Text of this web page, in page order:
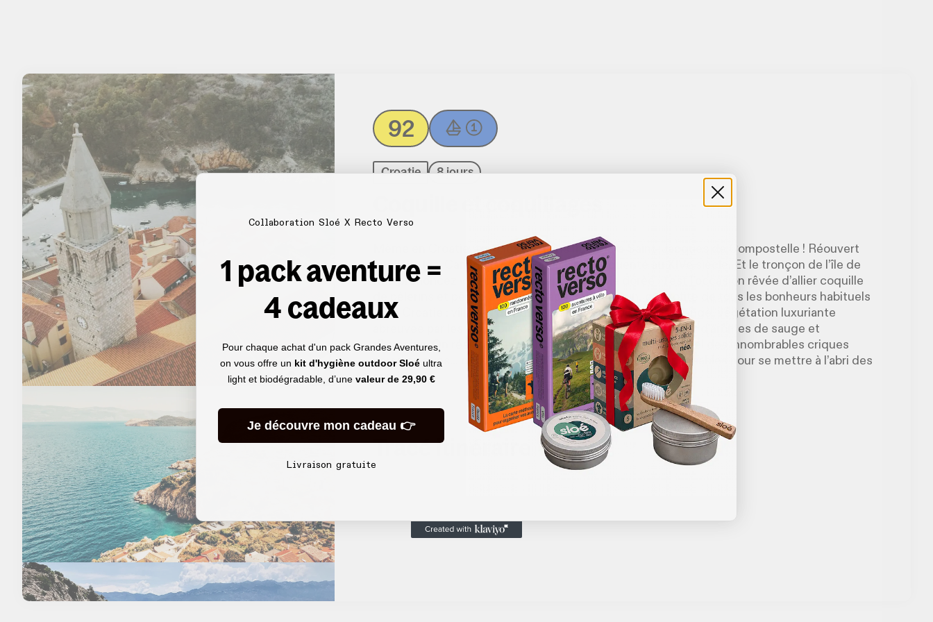
92
Croatie 8 jours
Même en Croatie, tous les chemins mènent à Saint-Jacques de Compostelle ! Réouvert
en 2015, le « Camino croate » était déjà fréquenté au XIVe siècle. Et le tronçon de l’île de
Krk (prononcez « Keulk », aussi appelée « l’île dorée ») est l’occasion rêvée d’allier coquille
de pèlerins et pêche aux coquillages. En chemin, on profite de tous les bonheurs habituels
de la Croatie : villages de pêcheurs, rues pavées, toits orange, végétation luxuriante
abreuvée par les trois ruisseaux de l’île et qui embaume l’air d’arômes de sauge et
d’armoise. On résiste avec plus ou moins de succès à l’appel des innombrables criques
paradisiaques... où les chaussures de bain seront indispensables pour se mettre à l’abri des
oursins.
Tracé itinéraire
Collaboration Sloé X Recto Verso
1 pack aventure =
4 cadeaux
Pour chaque achat d'un pack Grandes Aventures,
on vous offre un kit d'hygiène outdoor Sloé ultra
light et biodégradable, d’une valeur de 29,90 €
Je découvre mon cadeau 👉
Livraison gratuite